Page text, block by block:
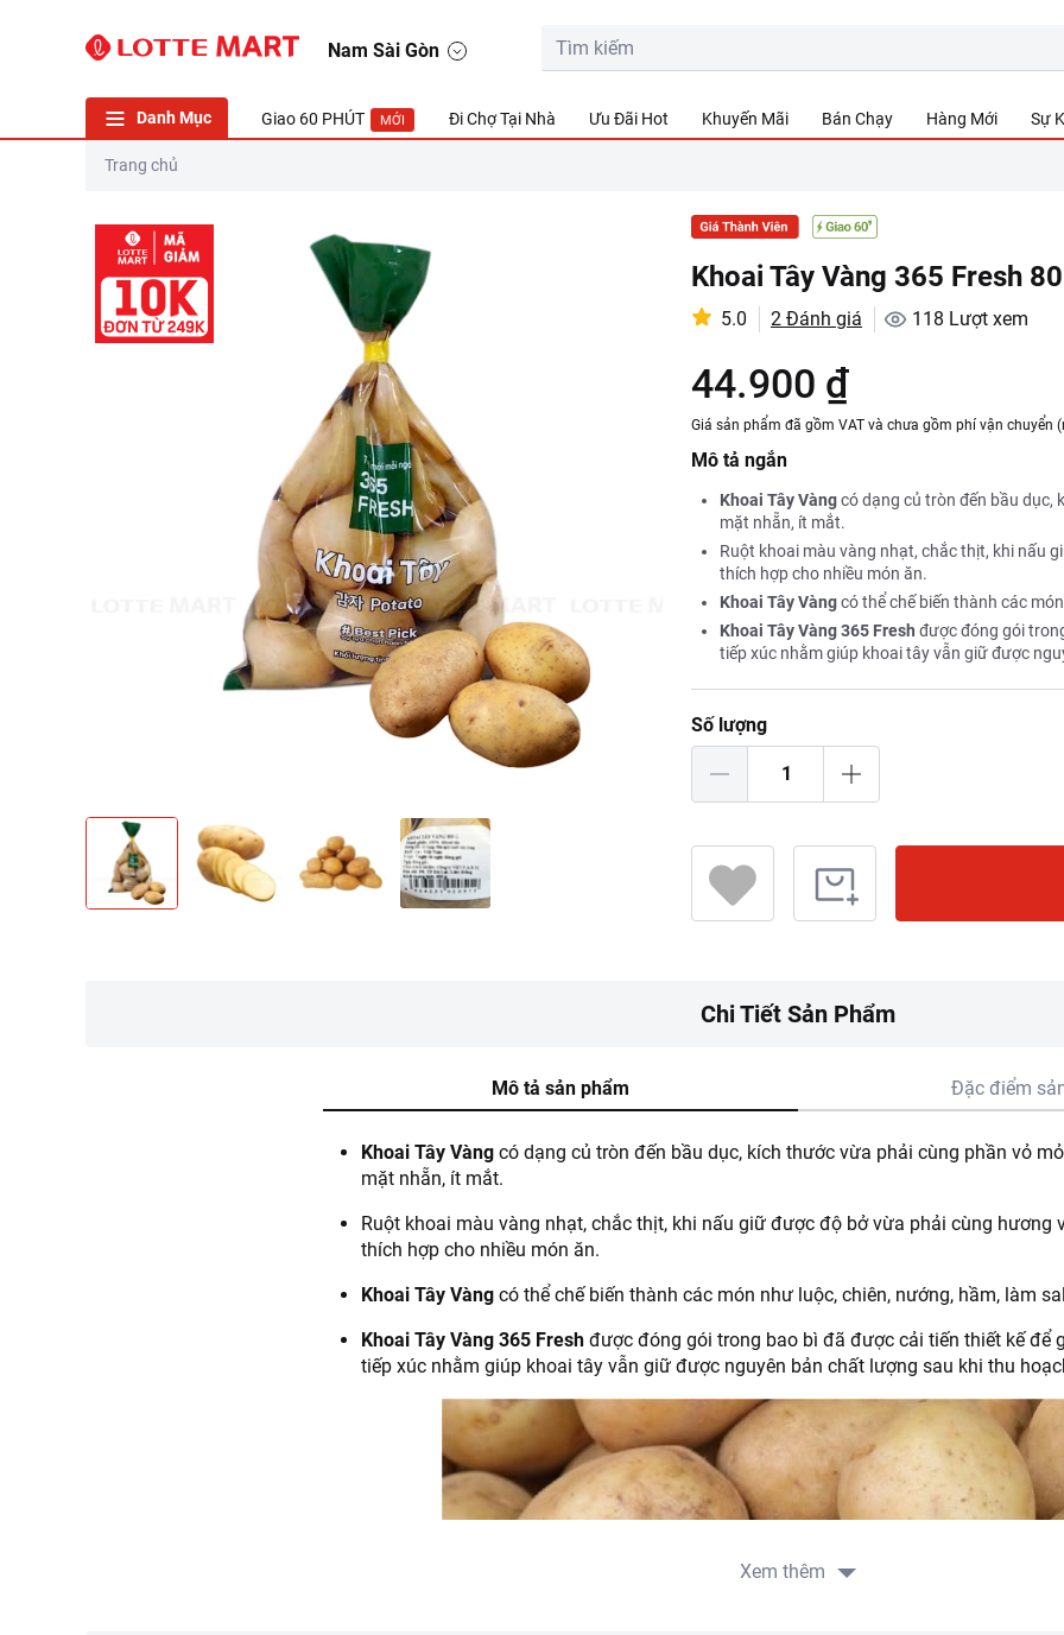
Nam Sài Gòn
Danh Mục Giao 60 PHÚT MỚI Đi Chợ Tại Nhà Ưu Đãi Hot Khuyến Mãi Bán Chạy Hàng Mới Sự
Trang chủ
Khoai Tây Vàng 365 Fresh
5.0 2 Đánh giá 118 Lượt xem
44.900 ₫
Giá sản phẩm đã gồm VAT và chưa gồm phí vận chuyển
Mô tả ngắn
Khoai Tây Vàngcó dạng củ tròn đến bầu dục,
mặt nhẵn, ít mắt.
Ruột khoai màu vàng nhạt, chắc thịt, khi nấu
thích hợp cho nhiều món ăn.
Khoai Tây Vàngcó thể chế biến thành các
Khoai Tây Vàng 365 Fresh được đóng gói
tiếp xúc nhằm giúp khoai tây vẫn giữ được
Số lượng
Chi Tiết Sản Phẩm
Mô tả sản phẩm Đặc điểm
Khoai Tây Vàng có dạng củ tròn đến bầu dục, kích thước vừa phải cùng phần vỏ
mặt nhẵn, ít mắt.
Ruột khoai màu vàng nhạt, chắc thịt, khi nấu giữ được độ bở vừa phải cùng hương
thích hợp cho nhiều món ăn.
Khoai Tây Vàng có thể chế biến thành các món như luộc, chiên, nướng, hầm, làm
Khoai Tây Vàng 365 Fresh được đóng gói trong bao bì đã được cải tiến thiết kế để
tiếp xúc nhằm giúp khoai tây vẫn giữ được nguyên bản chất lượng sau khi thu
Xem thêm